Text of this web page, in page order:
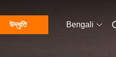
উদ্ধৃতি Bengali